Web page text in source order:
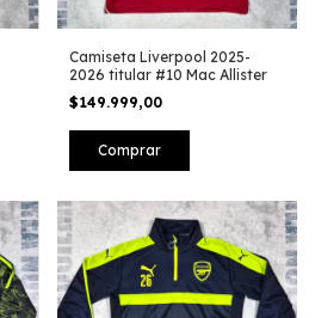
Camiseta Liverpool 2025-
2026 titular #10 Mac Allister
$149.999,00
Comprar